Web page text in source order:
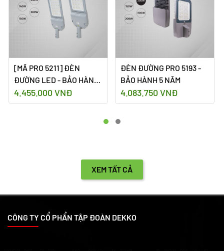
[MÃ PRO 5211] ĐÈN
ĐƯỜNG LED - BẢO HÀNH
5 NĂM
4.455.000 VNĐ
ĐÈN ĐƯỜNG PRO 5193 -
BẢO HÀNH 5 NĂM
4.083.750 VNĐ
XEM TẤT CẢ
CÔNG TY CỔ PHẨN TẬP ĐOÀN DEKKO